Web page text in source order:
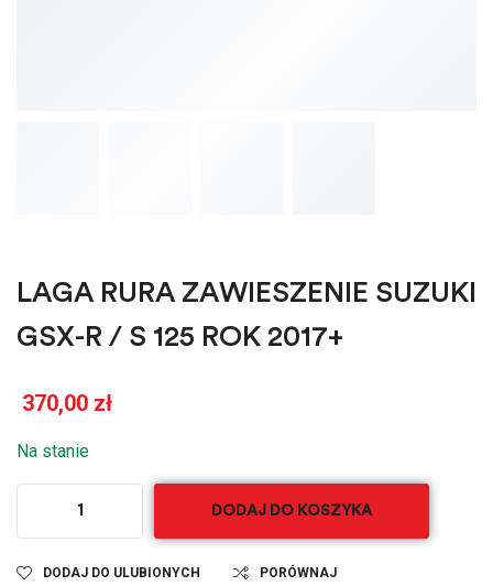
LAGA RURA ZAWIESZENIE SUZUKI
GSX-R / S 125 ROK 2017+
370,00 zł
Na stanie
DODAJ DO KOSZYKA
DODAJ DO ULUBIONYCH PORÓWNAJ